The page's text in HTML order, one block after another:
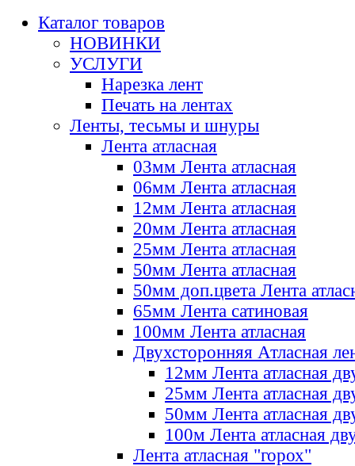
Каталог товаров
НОВИНКИ
УСЛУГИ
Нарезка лент
Печать на лентах
Ленты, тесьмы и шнуры
Лента атласная
03мм Лента атласная
06мм Лента атласная
12мм Лента атласная
20мм Лента атласная
25мм Лента атласная
50мм Лента атласная
50мм доп.цвета Лента
65мм Лента сатиновая
100мм Лента атласная
Двухсторонняя Атласная
12мм Лента атласная
25мм Лента атласная
50мм Лента атласная
100м Лента атласная
Лента атласная "горох"